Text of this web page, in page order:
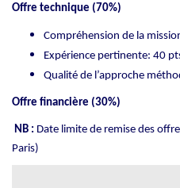
Offre technique (70%)
Compréhension de la
Expérience pertinente: 40
Qualité de l’approche
Offre financière (30%)
NB : Date limite de remise des
Paris)